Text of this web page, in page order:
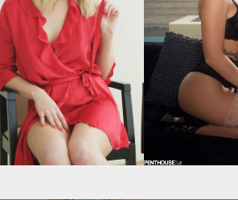
Marie Silvia Saint és a
citromsárga Ferrari
Yuna Shiina /
Platinum / Gallery
001-002
Sasha